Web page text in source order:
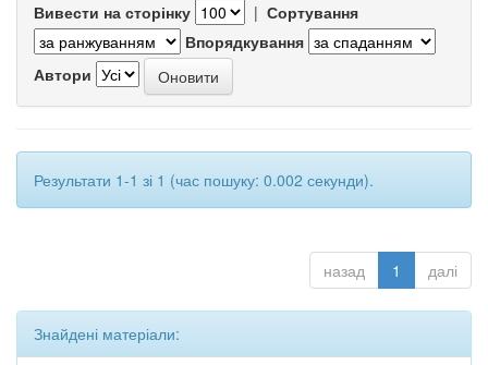
Вивести на сторінку | Сортування
Впорядкування
Автори
Результати 1-1 зі 1 (час пошуку: 0.002 секунди).
назад 1 далі
Знайдені матеріали: